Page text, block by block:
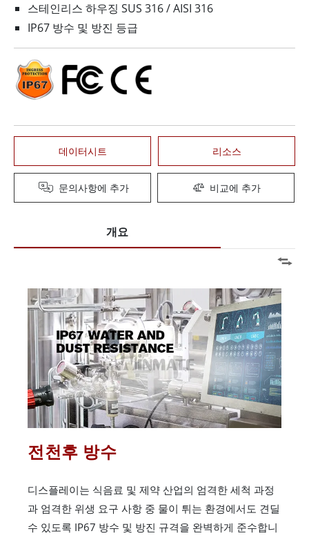
스테인리스 하우징 SUS 316 / AISI 316
IP67 방수 및 방진 등급
데이터시트 리소스
문의사항에 추가 비교에 추가
개요
전천후 방수
디스플레이는 식음료 및 제약 산업의 엄격한 세척 과정
과 엄격한 위생 요구 사항 중 물이 튀는 환경에서도 견딜
수 있도록 IP67 방수 및 방진 규격을 완벽하게 준수합니